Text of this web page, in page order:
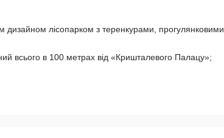
дизайном лісопарком з теренкурами, прогулянковими
всього в 100 метрах від «Кришталевого Палацу»;